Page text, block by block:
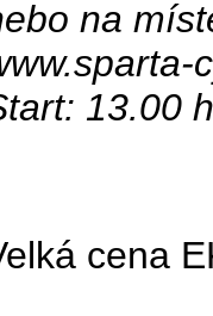
na
13.00
cena